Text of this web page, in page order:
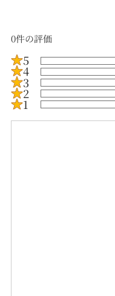
0件の評価
5
4
3
2
1